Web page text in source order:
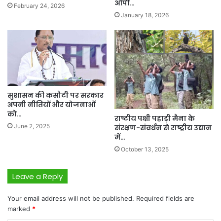
February 24, 2026 ओपी…
January 18, 2026
सुशासन की कसौटी पर सरकार
अपनी नीतियों और योजनाओं
को…
June 2, 2025
राष्टीय पक्षी पहाड़ी मैना के
संरक्षण-संवर्धन से राष्ट्रीय उद्यान
में…
October 13, 2025
Leave a Reply
Your email address will not be published. Required fields are
marked *